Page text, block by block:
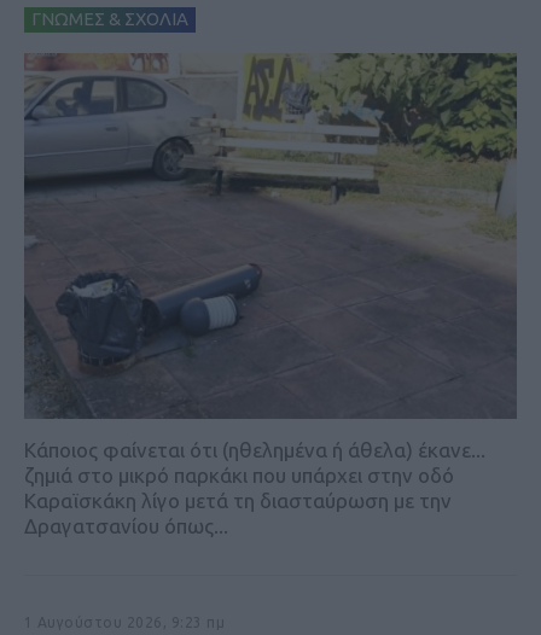
ΓΝΩΜΕΣ & ΣΧΟΛΙΑ
Kάποιος φαίνεται ότι (ηθελημένα ή άθελα) έκανε...
ζημιά στο μικρό παρκάκι που υπάρχει στην οδό
Καραϊσκάκη λίγο μετά τη διασταύρωση με την
Δραγατσανίου όπως...